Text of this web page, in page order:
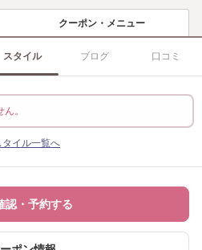
クーポン・メニュー
スタイル ブログ 口コミ
。
タイル一覧へ
認・予約する